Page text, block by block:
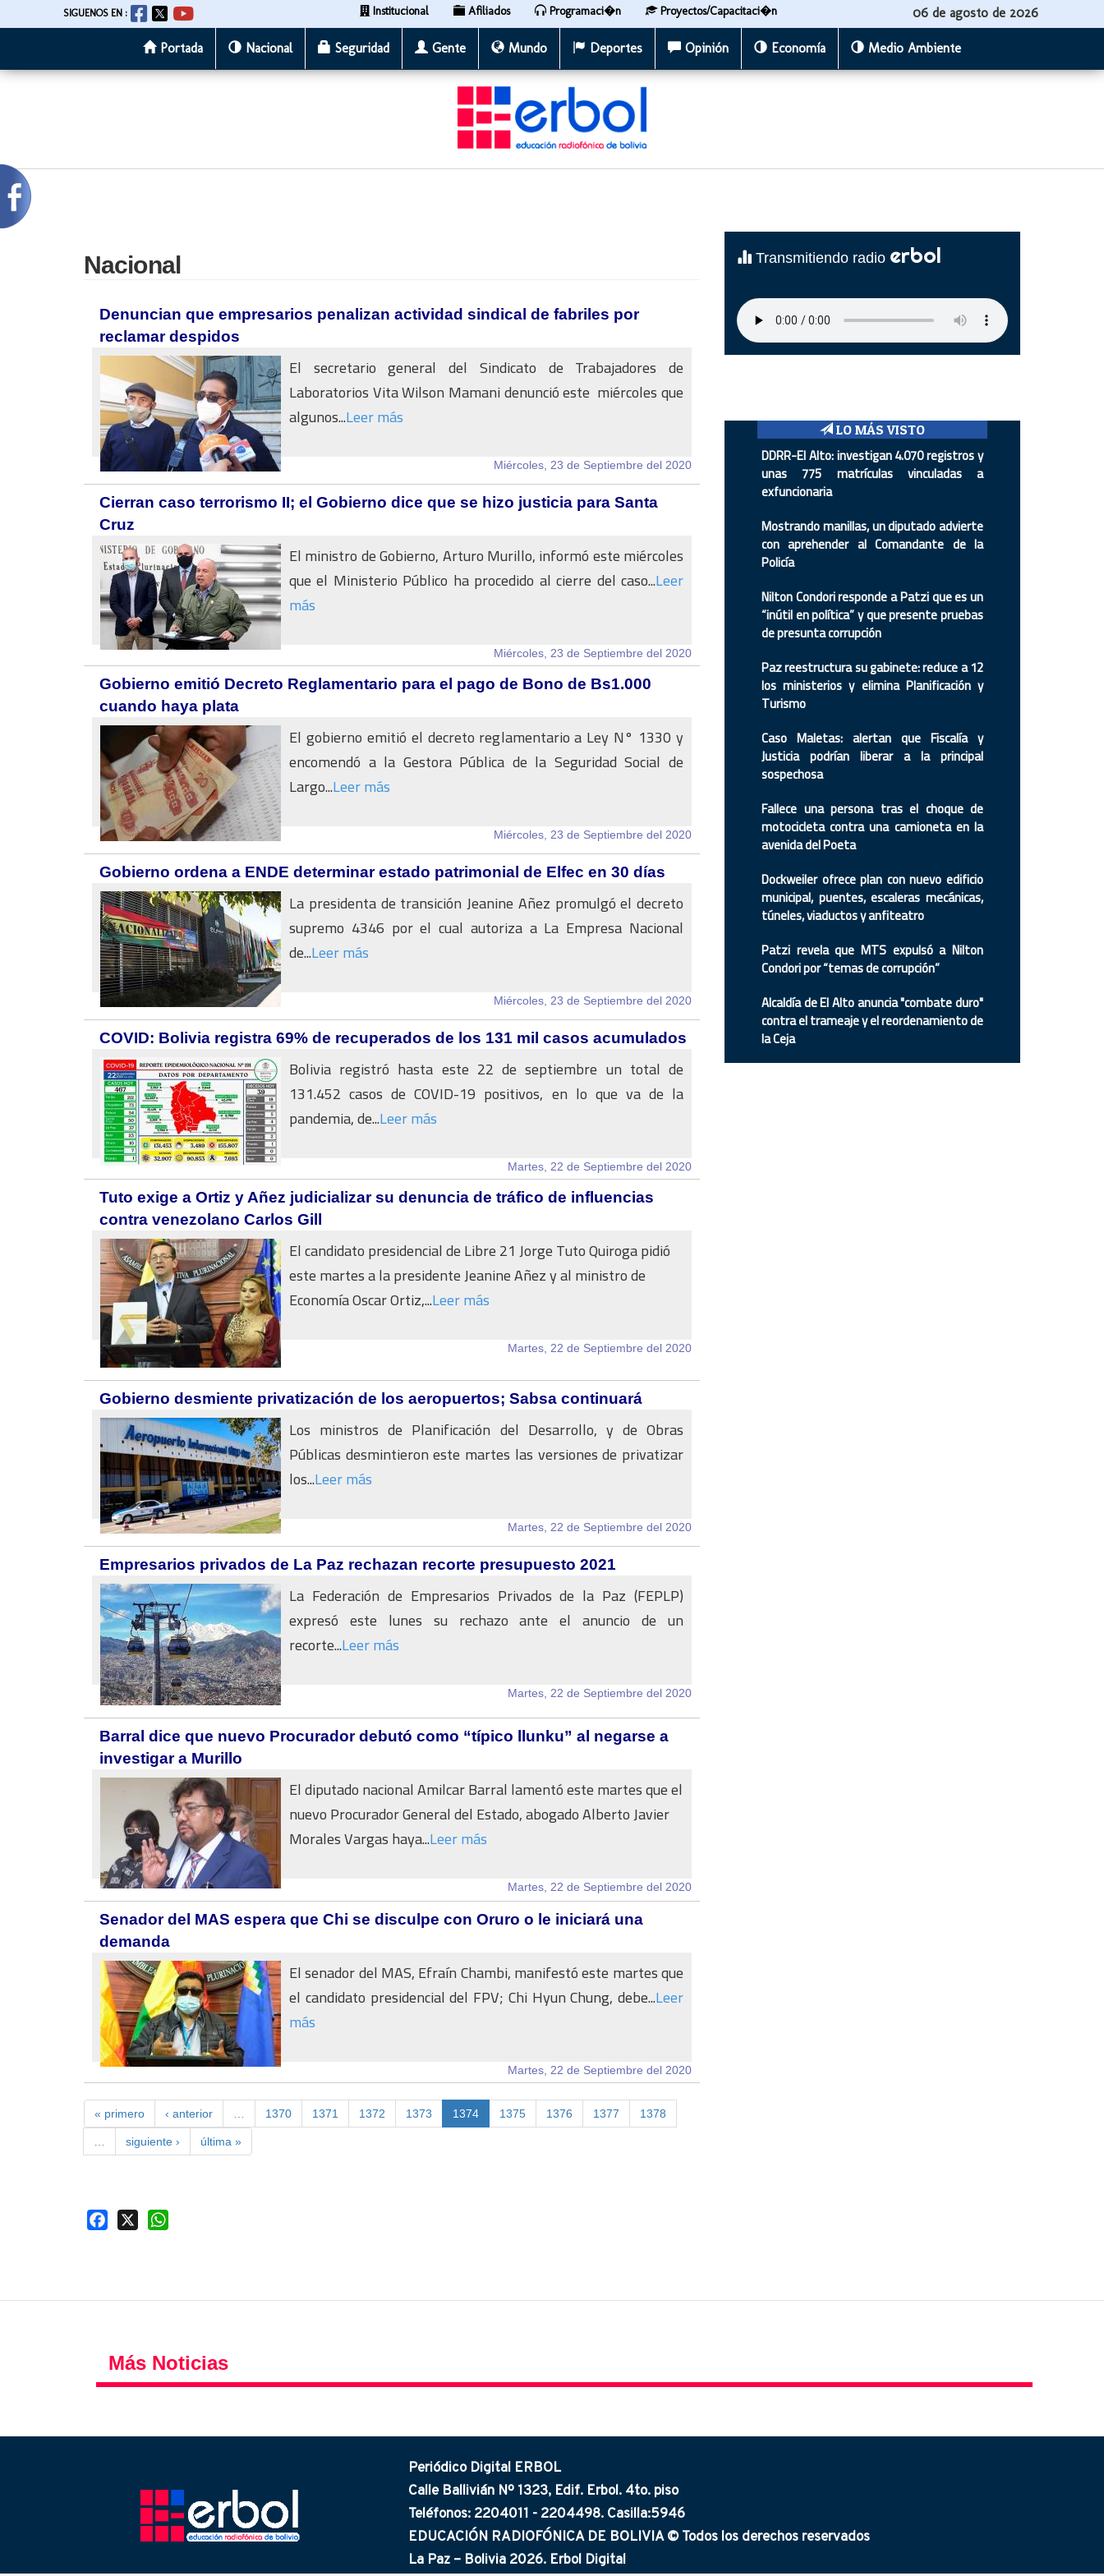
al
SIGUENOS EN : Institucional Afiliados Programaci�n Proyectos/Capacitaci�n 06 de agosto de 2026
Portada Nacional Seguridad Gente Mundo Deportes Opinión Economía Medio Ambiente
Nacional
Denuncian que empresarios penalizan actividad sindical de fabriles por
reclamar despidos
El secretario general del Sindicato de Trabajadores de
Laboratorios Vita Wilson Mamani denunció este miércoles que
algunos...Leer más
Miércoles, 23 de Septiembre del 2020
Cierran caso terrorismo II; el Gobierno dice que se hizo justicia para Santa
Cruz
El ministro de Gobierno, Arturo Murillo, informó este miércoles
que el Ministerio Público ha procedido al cierre del caso...Leer
más
Miércoles, 23 de Septiembre del 2020
Gobierno emitió Decreto Reglamentario para el pago de Bono de Bs1.000
cuando haya plata
El gobierno emitió el decreto reglamentario a Ley N° 1330 y
encomendó a la Gestora Pública de la Seguridad Social de
Largo...Leer más
Miércoles, 23 de Septiembre del 2020
Gobierno ordena a ENDE determinar estado patrimonial de Elfec en 30 días
La presidenta de transición Jeanine Añez promulgó el decreto
supremo 4346 por el cual autoriza a La Empresa Nacional
de...Leer más
Miércoles, 23 de Septiembre del 2020
COVID: Bolivia registra 69% de recuperados de los 131 mil casos acumulados
Bolivia registró hasta este 22 de septiembre un total de
131.452 casos de COVID-19 positivos, en lo que va de la
pandemia, de...Leer más
Martes, 22 de Septiembre del 2020
Tuto exige a Ortiz y Añez judicializar su denuncia de tráfico de influencias
contra venezolano Carlos Gill
El candidato presidencial de Libre 21 Jorge Tuto Quiroga pidió
este martes a la presidente Jeanine Añez y al ministro de
Economía Oscar Ortiz,...Leer más
Martes, 22 de Septiembre del 2020
Gobierno desmiente privatización de los aeropuertos; Sabsa continuará
Los ministros de Planificación del Desarrollo, y de Obras
Públicas desmintieron este martes las versiones de privatizar
los...Leer más
Martes, 22 de Septiembre del 2020
Empresarios privados de La Paz rechazan recorte presupuesto 2021
La Federación de Empresarios Privados de la Paz (FEPLP)
expresó este lunes su rechazo ante el anuncio de un
recorte...Leer más
Martes, 22 de Septiembre del 2020
Barral dice que nuevo Procurador debutó como “típico llunku” al negarse a
investigar a Murillo
El diputado nacional Amilcar Barral lamentó este martes que el
nuevo Procurador General del Estado, abogado Alberto Javier
Morales Vargas haya...Leer más
Martes, 22 de Septiembre del 2020
Senador del MAS espera que Chi se disculpe con Oruro o le iniciará una
demanda
El senador del MAS, Efraín Chambi, manifestó este martes que
el candidato presidencial del FPV; Chi Hyun Chung, debe...Leer
más
Martes, 22 de Septiembre del 2020
« primero ‹ anterior 1370 1371 1372 1373 1374 1375 1376 1377 1378
siguiente › última »
Facebook
Transmitiendo radio erbol
LO MÁS VISTO
DDRR-El Alto: investigan 4.070 registros y
unas 775 matrículas vinculadas a
exfuncionaria
Mostrando manillas, un diputado advierte
con aprehender al Comandante de la
Policía
Nilton Condori responde a Patzi que es un
“inútil en política” y que presente pruebas
de presunta corrupción
Paz reestructura su gabinete: reduce a 12
los ministerios y elimina Planificación y
Turismo
Caso Maletas: alertan que Fiscalía y
Justicia podrían liberar a la principal
sospechosa
Fallece una persona tras el choque de
motocicleta contra una camioneta en la
avenida del Poeta
Dockweiler ofrece plan con nuevo edificio
municipal, puentes, escaleras mecánicas,
túneles, viaductos y anfiteatro
Patzi revela que MTS expulsó a Nilton
Condori por “temas de corrupción”
Alcaldía de El Alto anuncia "combate duro"
contra el trameaje y el reordenamiento de
la Ceja
Más Noticias
Periódico Digital ERBOL
Calle Ballivián Nº 1323, Edif. Erbol. 4to. piso
Teléfonos: 2204011 - 2204498. Casilla:5946
EDUCACIÓN RADIOFÓNICA DE BOLIVIA © Todos los derechos reservados
La Paz – Bolivia 2026. Erbol Digital